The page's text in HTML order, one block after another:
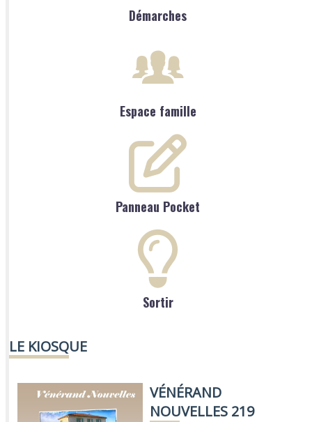
Démarches
Espace famille
Panneau Pocket
Sortir
LE KIOSQUE
VÉNÉRAND
NOUVELLES 219